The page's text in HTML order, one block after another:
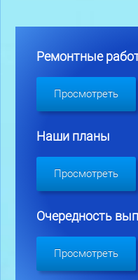
Ремонтные
Просмотреть
Наши планы
Просмотреть
Очередность
Просмотреть